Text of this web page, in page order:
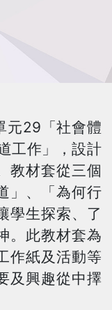
元29「社會體
工作」，設計
教材套從三個
」、「為何行
學生探索、了
。此教材套為
作紙及活動等
及興趣從中擇